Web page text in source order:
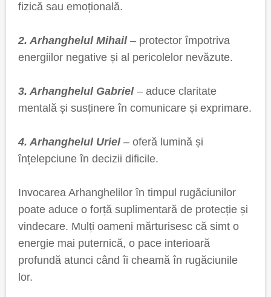
fizică sau emoțională.
2. Arhanghelul Mihail– protector împotriva
energiilor negative și al pericolelor nevăzute.
3. Arhanghelul Gabriel– aduce claritate
mentală și susținere în comunicare și exprimare.
4. Arhanghelul Uriel– oferă lumină și
înțelepciune în decizii dificile.
Invocarea Arhanghelilor în timpul rugăciunilor
poate aduce o forță suplimentară de protecție și
vindecare. Mulți oameni mărturisesc că simt o
energie mai puternică, o pace interioară
profundă atunci când îi cheamă în rugăciunile
lor.